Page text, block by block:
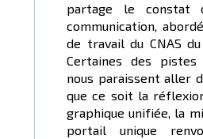
partage le constat
communication,
de travail du CNAS
Certaines des pistes
nous paraissent aller
que ce soit la
graphique unifiée, la
portail unique